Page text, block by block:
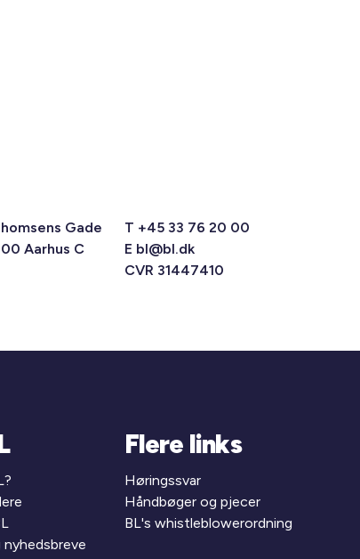
Gade
Aarhus C
T +45 33 76 20 00
E bl@bl.dk
CVR 31447410
nyhedsbreve
Flere links
Høringssvar
Håndbøger og pjecer
BL's whistleblowerordning